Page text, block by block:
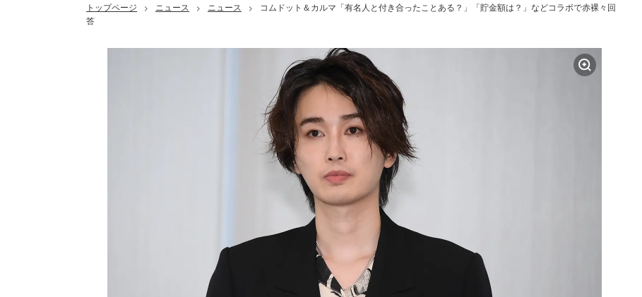
トップページ > ニュース > ニュース >
コムドット＆カルマ「有名人と付き合ったことある？」「貯金額は？」などコラボで赤裸々回
答